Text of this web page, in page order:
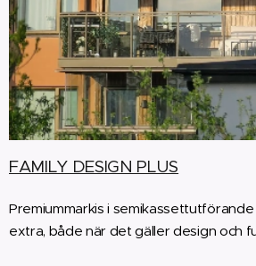
FAMILY DESIGN PLUS
Premiummarkis i
extra, både när det gäller design och